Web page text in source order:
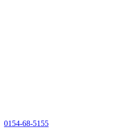
0154-68-5155